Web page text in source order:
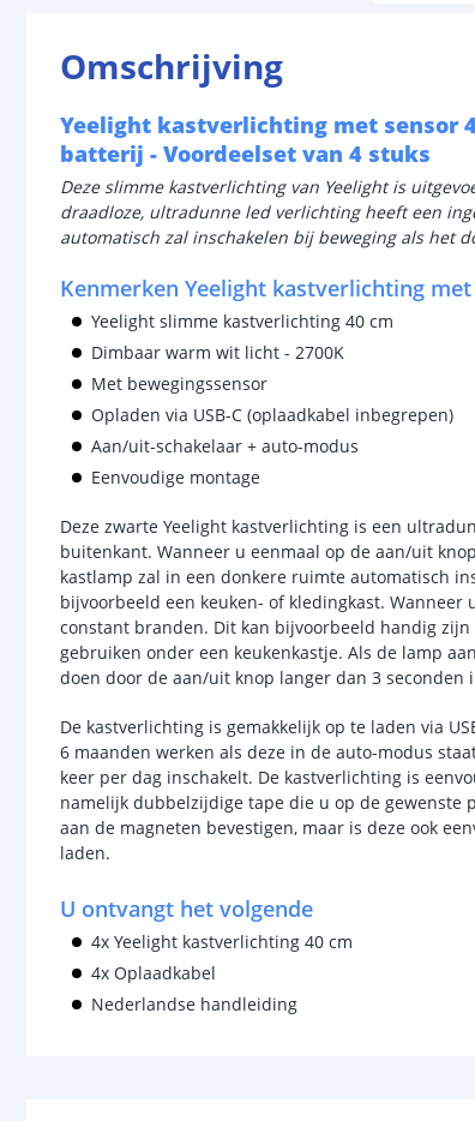
Omschrijving
Yeelight kastverlichting met sensor
batterij - Voordeelset van 4 stuks
Deze slimme kastverlichting van Yeelight is
draadloze, ultradunne led verlichting heeft een
automatisch zal inschakelen bij beweging als het
Kenmerken Yeelight kastverlichting
Yeelight slimme kastverlichting 40 cm
Dimbaar warm wit licht - 2700K
Met bewegingssensor
Opladen via USB-C (oplaadkabel inbegrepen)
Aan/uit-schakelaar + auto-modus
Eenvoudige montage
Deze zwarte Yeelight kastverlichting is een
buitenkant. Wanneer u eenmaal op de aan/uit
kastlamp zal in een donkere ruimte automatisch
bijvoorbeeld een keuken- of kledingkast.
constant branden. Dit kan bijvoorbeeld handig
gebruiken onder een keukenkastje. Als de lamp
doen door de aan/uit knop langer dan 3 seconden
De kastverlichting is gemakkelijk op te laden via
6 maanden werken als deze in de auto-modus
keer per dag inschakelt. De kastverlichting is
namelijk dubbelzijdige tape die u op de
aan de magneten bevestigen, maar is deze ook
laden.
U ontvangt het volgende
4x Yeelight kastverlichting 40 cm
4x Oplaadkabel
Nederlandse handleiding